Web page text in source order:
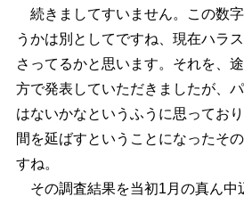
続きましてすいません。この数
うかは別としてですね、現在ハラ
さってるかと思います。それを、
方で発表していただきましたが、
はないかなというふうに思ってお
間を延ばすということになったそ
すね。
その調査結果を当初1月の真ん中